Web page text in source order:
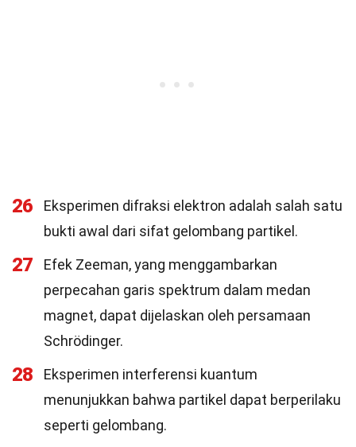
26
Eksperimen difraksi elektron adalah salah satu
bukti awal dari sifat gelombang partikel.
27
Efek Zeeman, yang menggambarkan
perpecahan garis spektrum dalam medan
magnet, dapat dijelaskan oleh persamaan
Schrödinger.
28
Eksperimen interferensi kuantum
menunjukkan bahwa partikel dapat berperilaku
seperti gelombang.